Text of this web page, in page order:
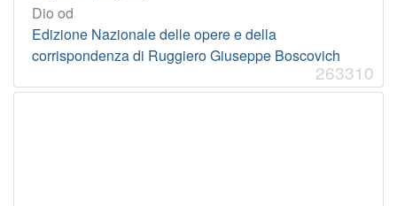
Dio od
Edizione Nazionale delle opere e della
corrispondenza di Ruggiero Giuseppe Boscovich
263310